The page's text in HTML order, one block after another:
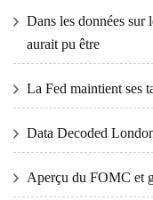
Dans les données sur
aurait pu être
La Fed maintient ses
Data Decoded
Aperçu du FOMC et